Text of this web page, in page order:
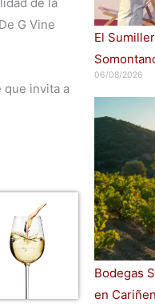
G Vine
que invita a
El
06/08/2026
Bodegas
en